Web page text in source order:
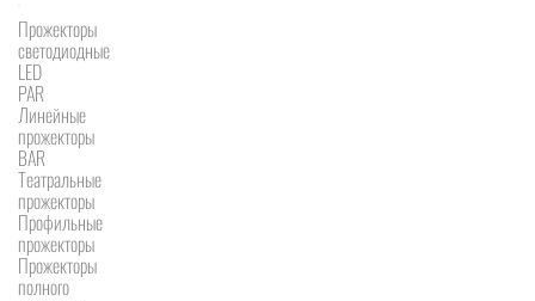
Прожекторы
светодиодные
LED
PAR
Линейные
прожекторы
BAR
Театральные
прожекторы
Профильные
прожекторы
Прожекторы
полного